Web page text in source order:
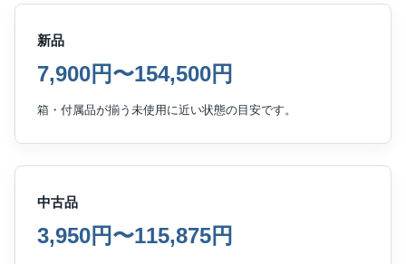
新品
7,900円〜154,500円
箱・付属品が揃う未使用に近い状態の目安です。
中古品
3,950円〜115,875円